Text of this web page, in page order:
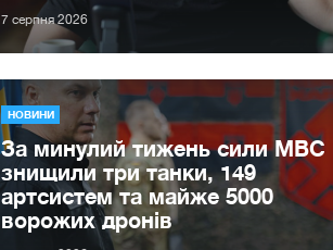
7 серпня 2026
НОВИНИ
За минулий тижень сили МВС
знищили три танки, 149
артсистем та майже 5000
ворожих дронів